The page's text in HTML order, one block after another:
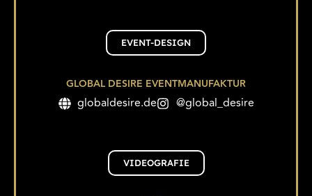
EVENT-DESIGN
GLOBAL DESIRE EVENTMANUFAKTUR
globaldesire.de @global_desire
VIDEOGRAFIE